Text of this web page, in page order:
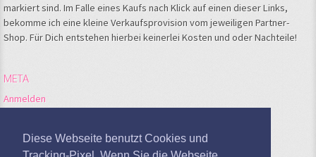
Diese Webseite benutzt Cookies und
markiert sind. Im Falle eines Kaufs nach Klick auf einen dieser Links,
bekomme ich eine kleine Verkaufsprovision vom jeweiligen Partner-
Shop. Für Dich entstehen hierbei keinerlei Kosten und oder Nachteile!
META
Anmelden
Kommentare-Feed